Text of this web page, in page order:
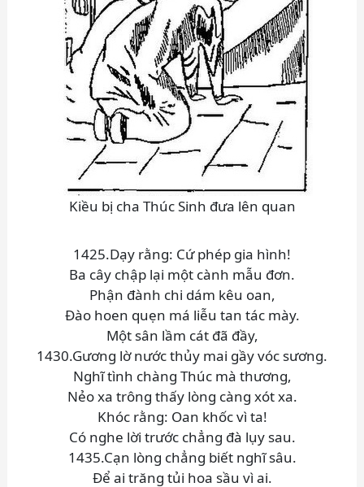
Kiều bị cha Thúc Sinh đưa lên quan
1425.Dạy rằng: Cứ phép gia hình!
Ba cây chập lại một cành mẫu đơn.
Phận đành chi dám kêu oan,
Đào hoen quẹn má liễu tan tác mày.
Một sân lầm cát đã đầy,
1430.Gương lờ nước thủy mai gầy vóc sương.
Nghĩ tình chàng Thúc mà thương,
Nẻo xa trông thấy lòng càng xót xa.
Khóc rằng: Oan khốc vì ta!
Có nghe lời trước chẳng đà lụy sau.
1435.Cạn lòng chẳng biết nghĩ sâu.
Để ai trăng tủi hoa sầu vì ai.